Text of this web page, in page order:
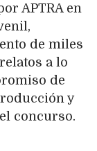
APTRA en
de miles
a lo
de
y
concurso.